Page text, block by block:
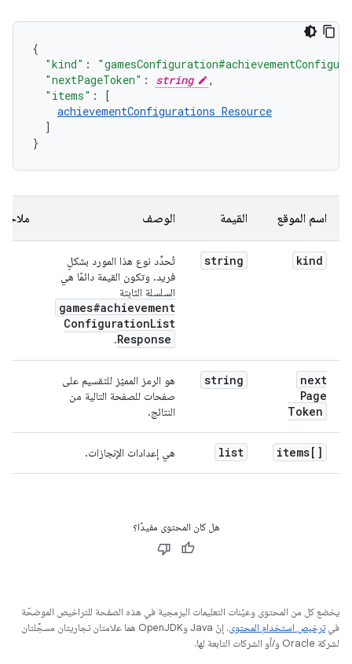
"kind" :
"nextPageToken" : string
,
"items" :
[
achievementConfigurations Resource
]
}
اسم الموقع القيمة الوصف
kind
string
تُحدِّد نوع هذا المورد بشكلٍ
فريد. وتكون القيمة دائمًا هي
السلسلة الثابتة
games#achievement
ConfigurationList
Response
.
next
Page
Token
string
هو الرمز المميّز للتقسيم على
صفحات للصفحة التالية من
النتائج.
items[]
list هي إعدادات الإنجازات.
هل كان المحتوى مفيدًا؟
يخضع كل من المحتوى وعيّنات التعليمات البرمجية في هذه الصفحة للتراخيص الموضحّة
فيترخيص استخدام المحتوى
. إنّ Java وOpenJDK هما علامتان تجاريتان مسجَّلتان
لشركة Oracle و/أو الشركات التابعة لها.